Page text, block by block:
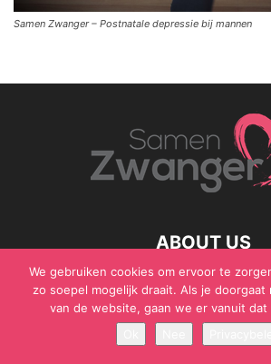
Samen Zwanger – Postnatale depressie bij mannen
ABOUT US
© Samen Zwanger - Copyright - Gericht
We gebruiken cookies om ervoor te
zo soepel mogelijk draait. Als je
van de website, gaan we er vanuit